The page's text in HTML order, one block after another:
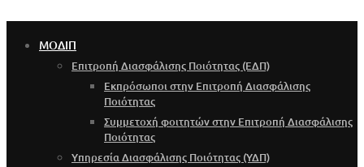
ΜΟΔΙΠ
Επιτροπή Διασφάλισης Ποιότητας (ΕΔΠ)
Εκπρόσωποι στην Επιτροπή Διασφάλισης
Ποιότητας
Συμμετοχή φοιτητών στην Επιτροπή Διασφάλισης
Ποιότητας
Υπηρεσία Διασφάλισης Ποιότητας (ΥΔΠ)